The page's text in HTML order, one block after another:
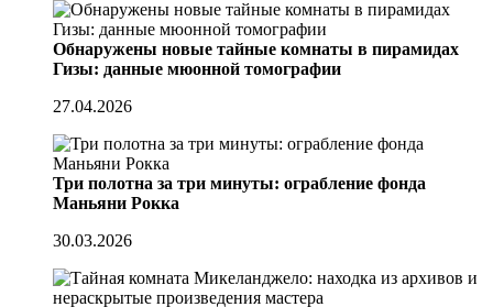
Обнаружены новые тайные комнаты в пирамидах
Гизы: данные мюонной томографии
27.04.2026
Три полотна за три минуты: ограбление фонда
Маньяни Рокка
30.03.2026